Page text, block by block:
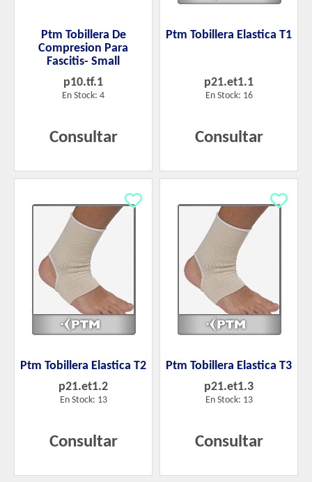
Ptm Tobillera De
Compresion Para
Fascitis- Small
p10.tf.1
En Stock: 4
Consultar
Ptm Tobillera Elastica T1
p21.et1.1
En Stock: 16
Consultar
Ptm Tobillera Elastica T2
p21.et1.2
En Stock: 13
Consultar
Ptm Tobillera Elastica T3
p21.et1.3
En Stock: 13
Consultar